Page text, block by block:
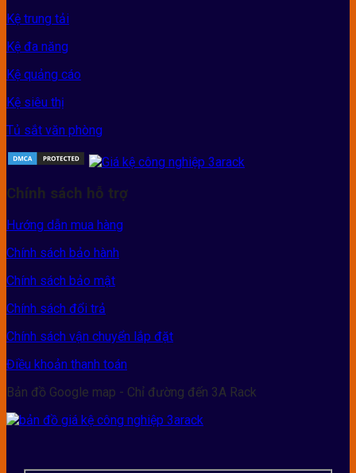
Kệ trung tải
Kệ đa năng
Kệ quảng cáo
Kệ siêu thị
Tủ sắt văn phòng
Chính sách hỗ trợ
Hướng dẫn mua hàng
Chính sách bảo hành
Chính sách bảo mật
Chính sách đổi trả
Chính sách vận chuyển lắp đặt
Điều khoản thanh toán
Bản đồ Google map - Chỉ đường đến 3A Rack